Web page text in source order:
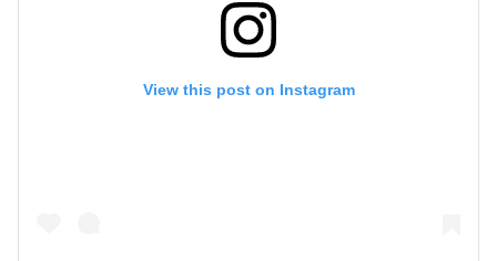
View this post on Instagram